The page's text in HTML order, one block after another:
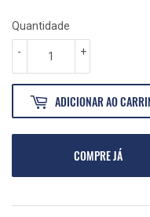
Quantidade
+
-
ADICIONAR AO
COMPRE JÁ